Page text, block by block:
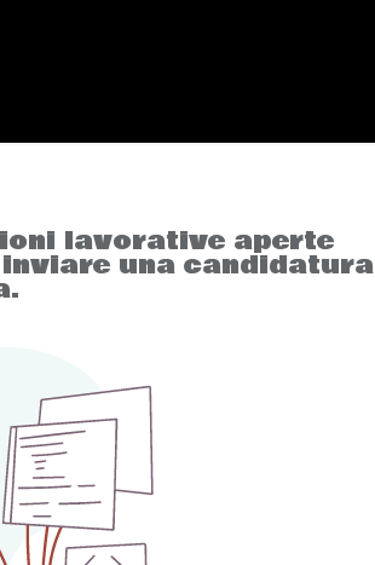
lavorative aperte
una candidatura